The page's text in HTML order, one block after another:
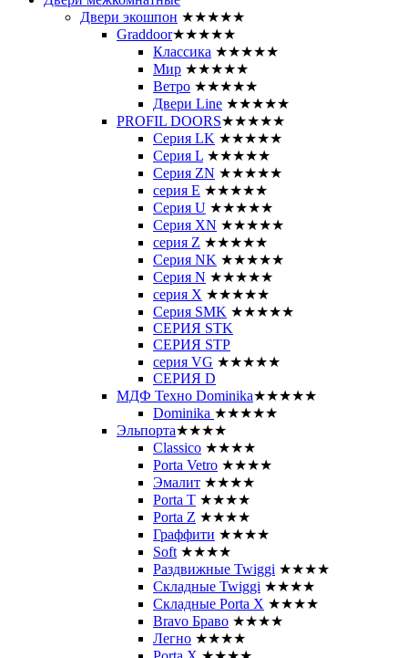
Двери экошпон ★★★★★
Graddoor★★★★★
Классика ★★★★★
Мир ★★★★★
Ветро ★★★★★
Двери Line ★★★★★
PROFIL DOORS★★★★★
Серия LK ★★★★★
Серия L ★★★★★
Серия ZN ★★★★★
серия E ★★★★★
Серия U ★★★★★
Серия XN ★★★★★
серия Z ★★★★★
Серия NK ★★★★★
Серия N ★★★★★
серия X ★★★★★
Серия SMK ★★★★★
СЕРИЯ STK
СЕРИЯ STP
серия VG ★★★★★
СЕРИЯ D
МДФ Техно Dominika★★★★★
Dominika ★★★★★
Эльпорта★★★★
Classico ★★★★
Porta Vetro ★★★★
Эмалит ★★★★
Porta T ★★★★
Porta Z ★★★★
Граффити ★★★★
Soft ★★★★
Раздвижные Twiggi ★★★★
Складные Twiggi ★★★★
Складные Porta X ★★★★
Bravo Браво ★★★★
Легно ★★★★